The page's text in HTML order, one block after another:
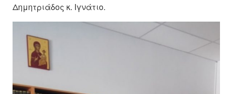
Δημητριάδος κ. Ιγνάτιο.